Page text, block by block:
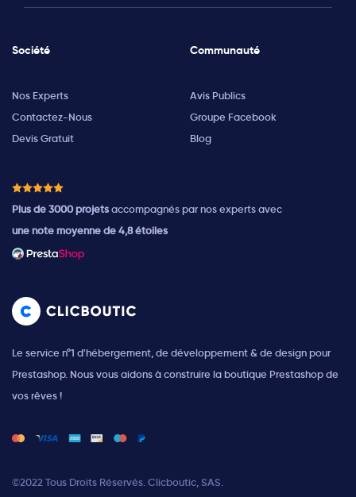
Société
Nos Experts
Contactez-Nous
Devis Gratuit
Communauté
Avis Publics
Groupe Facebook
Blog
Plus de 3000 projetsaccompagnés par nos experts avec
une note moyenne de 4,8 étoiles
Le service n°1 d'hébergement, de développement & de design pour
Prestashop. Nous vous aidons à construire la boutique Prestashop de
vos rêves !
©2022 Tous Droits Réservés. Clicboutic, SAS.